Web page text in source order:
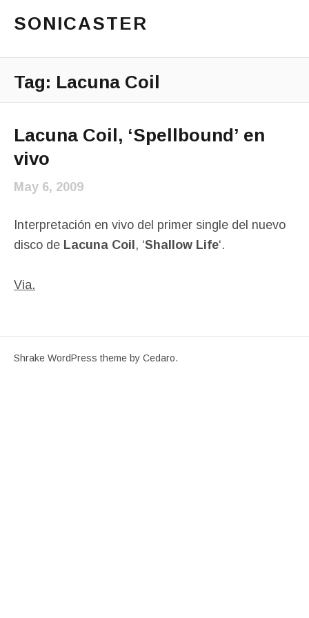
SONICASTER
Main Menu
Tag: Lacuna Coil
Lacuna Coil, ‘Spellbound’ en
vivo
May 6, 2009
Interpretación en vivo del primer single del nuevo
disco de Lacuna Coil , ‘Shallow Life‘.
Via.
Shrake WordPress theme by Cedaro.